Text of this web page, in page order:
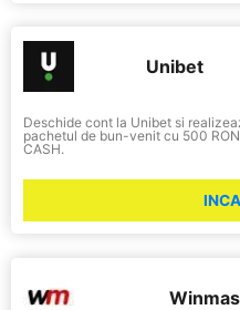
Unibet
Deschide cont la Unibet si
pachetul de bun-venit cu 500
CASH.